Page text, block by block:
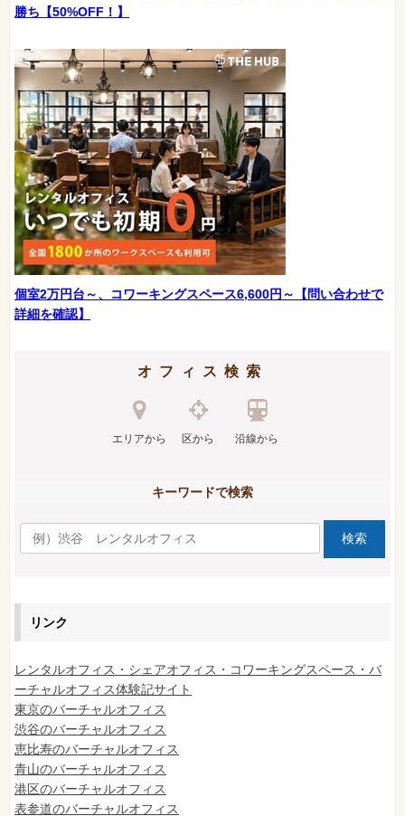
勝ち【50%OFF！】
個室2万円台～、コワーキングスペース6,600円～【問い合わせで
詳細を確認】
オフィス検索
エリアから 区から 沿線から
キーワードで検索
リンク
レンタルオフィス・シェアオフィス・コワーキングスペース・バ
ーチャルオフィス体験記サイト
東京のバーチャルオフィス
渋谷のバーチャルオフィス
恵比寿のバーチャルオフィス
青山のバーチャルオフィス
港区のバーチャルオフィス
表参道のバーチャルオフィス